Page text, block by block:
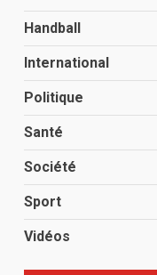
Handball
International
Politique
Santé
Société
Sport
Vidéos